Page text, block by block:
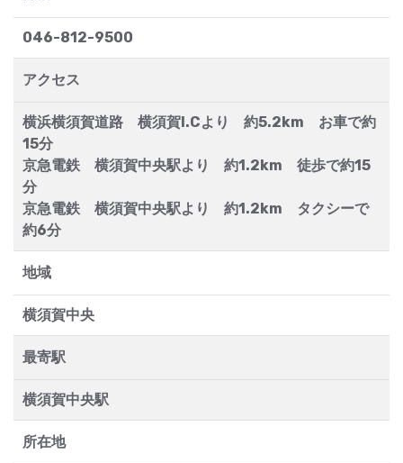
046-812-9500
アクセス
横浜横須賀道路 横須賀I.Cより 約5.2km お車で約
15分
京急電鉄 横須賀中央駅より 約1.2km 徒歩で約15
分
京急電鉄 横須賀中央駅より 約1.2km タクシーで
約6分
地域
横須賀中央
最寄駅
横須賀中央駅
所在地